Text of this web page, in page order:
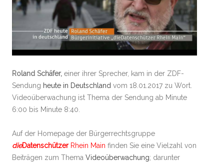
Roland Schäfer, einer ihrer Sprecher, kam in der ZDF-
Sendung heute in Deutschland vom 18.01.2017 zu Wort.
Videoüberwachung ist Thema der Sendung ab Minute
6:00 bis Minute 8:40.
Auf der Homepage der Bürgerrechtsgruppe
dieDatenschützerRhein Main finden Sie eine Vielzahl von
Beiträgen zum Thema Videoüberwachung; darunter